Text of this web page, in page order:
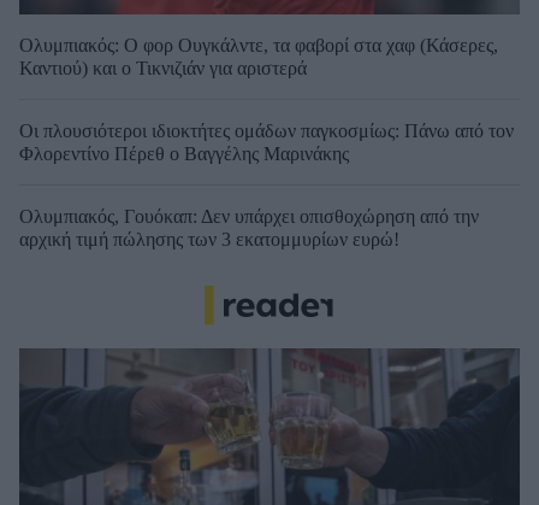
Ολυμπιακός: Ο φορ Ουγκάλντε, τα φαβορί στα χαφ (Κάσερες,
Καντιού) και ο Τικνιζιάν για αριστερά
Οι πλουσιότεροι ιδιοκτήτες ομάδων παγκοσμίως: Πάνω από τον
Φλορεντίνο Πέρεθ ο Βαγγέλης Μαρινάκης
Ολυμπιακός, Γουόκαπ: Δεν υπάρχει οπισθοχώρηση από την
αρχική τιμή πώλησης των 3 εκατομμυρίων ευρώ!